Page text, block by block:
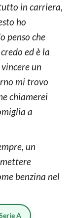
in carriera,
ho
penso che
ed è la
un
mi trovo
chiamerei
a
un
benzina nel
A